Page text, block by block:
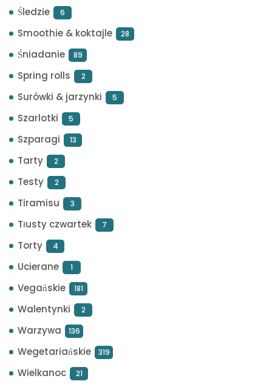
Śledzie 6
Smoothie & koktajle 28
Śniadanie 89
Spring rolls 2
Surówki & jarzynki 5
Szarlotki 5
Szparagi 13
Tarty 2
Testy 2
Tiramisu 3
Tłusty czwartek 7
Torty 4
Ucierane 1
Vegańskie 181
Walentynki 2
Warzywa 136
Wegetariańskie 319
Wielkanoc 21